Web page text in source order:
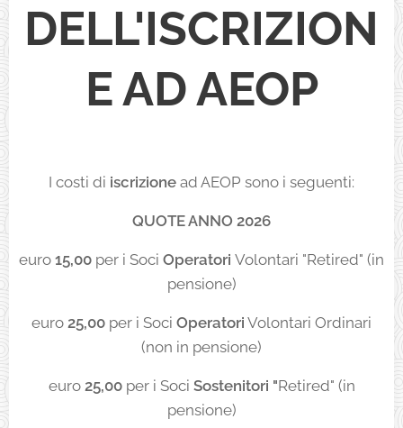
DELL'ISCRIZION
E AD AEOP
I costi di iscrizione ad AEOP sono i seguenti:
QUOTE ANNO 2026
euro 15,00 per i Soci Operatori Volontari "Retired" (in
pensione)
euro 25,00 per i Soci Operatori Volontari Ordinari
(non in pensione)
euro25,00per i Soci Sostenitori "Retired" (in
pensione)